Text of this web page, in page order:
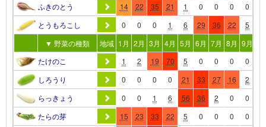
ふきのとう
14 22 35 21 1 0 0 0 0
とうもろこし
0 0 0 1 6 29 36 22 5
▼ 野菜の種類
地域 1月 2月 3月 4月 5月 6月 7月 8月 9月
たけのこ
1 2 19 70 5 0 0 0 0
しろうり
0 0 0 0 21 33 27 16 2
らっきょう
0 0 1 6 56 36 2 0 0
たらの芽
15 23 33 22 5 0 0 0 0